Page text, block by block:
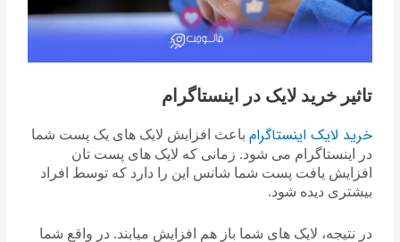
تاثیر خرید لایک در اینستاگرام
خرید لایک اینستاگرام باعث افزایش لایک های یک پست شما
در اینستاگرام می شود. زمانی که لایک های پست تان
افزایش یافت پست شما شانس این را دارد که توسط افراد
بیشتری دیده شود.
در نتیجه، لایک های شما باز هم افزایش میابند. در واقع شما